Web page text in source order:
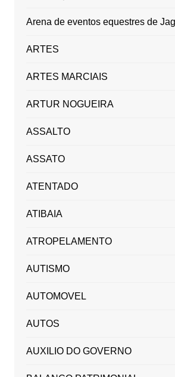
Arena de eventos equestres de
ARTES
ARTES MARCIAIS
ARTUR NOGUEIRA
ASSALTO
ASSATO
ATENTADO
ATIBAIA
ATROPELAMENTO
AUTISMO
AUTOMOVEL
AUTOS
AUXILIO DO GOVERNO